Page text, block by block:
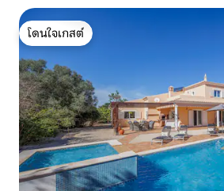
โดนใจเกสต์
โดนใจเกสต์